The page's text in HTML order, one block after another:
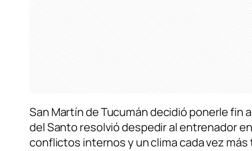
San Martín de Tucumán decidió ponerle fin
del Santo resolvió despedir al entrenador
conflictos internos y un clima cada vez